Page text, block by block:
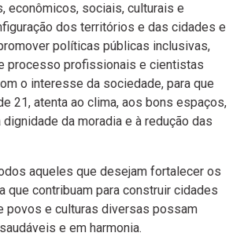
econômicos, sociais, culturais e
dos territórios e das cidades e
políticas públicas inclusivas,
processo profissionais e cientistas
o interesse da sociedade, para que
21, atenta ao clima, aos bons espaços,
dignidade da moradia e à redução das
aqueles que desejam fortalecer os
que contribuam para construir cidades
povos e culturas diversas possam
e em harmonia.